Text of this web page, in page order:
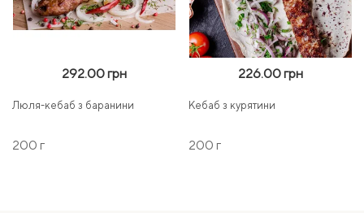
292.00 грн
Люля-кебаб з баранини
200 г
226.00 грн
Кебаб з курятини
200 г